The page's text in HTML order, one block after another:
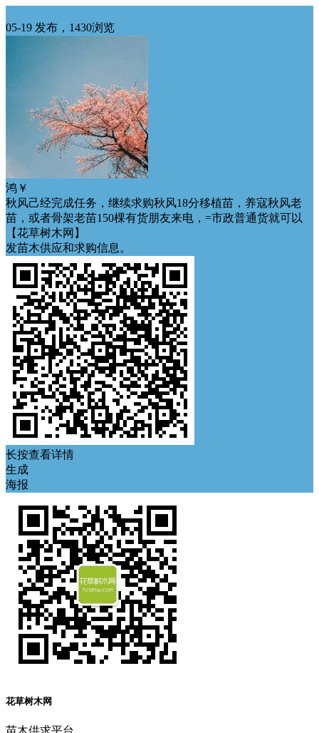
05-19 发布，1430浏览
鸿￥
秋风己经完成任务，继续求购秋风18分移植苗，养寇秋风老
苗，或者骨架老苗150棵有货朋友来电，=市政普通货就可以
【花草树木网】
发苗木供应和求购信息。
长按查看详情
生成
海报
花草树木网